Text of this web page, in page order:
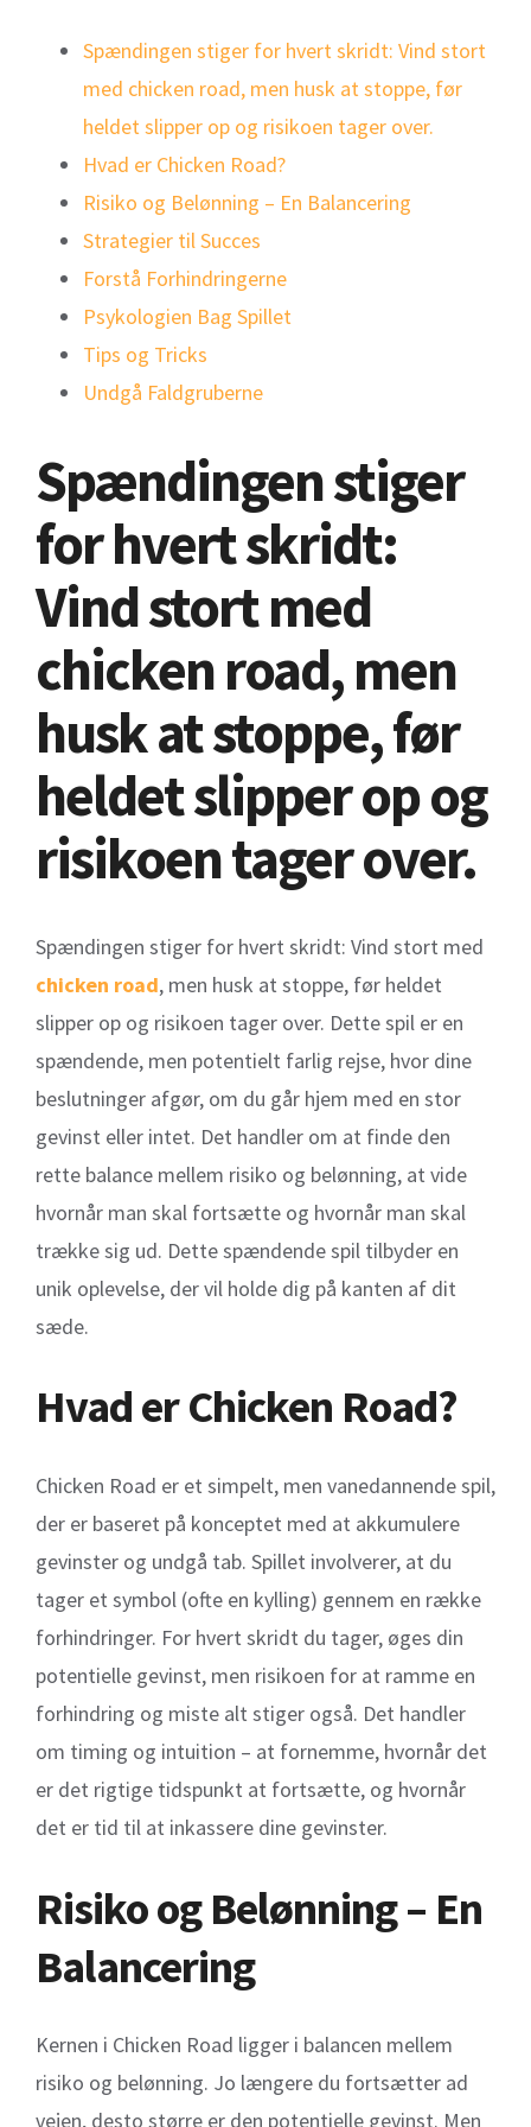
Spændingen stiger for hvert skridt: Vind stort
med chicken road, men husk at stoppe, før
heldet slipper op og risikoen tager over.
Hvad er Chicken Road?
Risiko og Belønning – En Balancering
Strategier til Succes
Forstå Forhindringerne
Psykologien Bag Spillet
Tips og Tricks
Undgå Faldgruberne
Spændingen stiger
for hvert skridt:
Vind stort med
chicken road, men
husk at stoppe, før
heldet slipper op og
risikoen tager over.
Spændingen stiger for hvert skridt: Vind stort med
chicken road, men husk at stoppe, før heldet
slipper op og risikoen tager over. Dette spil er en
spændende, men potentielt farlig rejse, hvor dine
beslutninger afgør, om du går hjem med en stor
gevinst eller intet. Det handler om at finde den
rette balance mellem risiko og belønning, at vide
hvornår man skal fortsætte og hvornår man skal
trække sig ud. Dette spændende spil tilbyder en
unik oplevelse, der vil holde dig på kanten af dit
sæde.
Hvad er Chicken Road?
Chicken Road er et simpelt, men vanedannende spil,
der er baseret på konceptet med at akkumulere
gevinster og undgå tab. Spillet involverer, at du
tager et symbol (ofte en kylling) gennem en række
forhindringer. For hvert skridt du tager, øges din
potentielle gevinst, men risikoen for at ramme en
forhindring og miste alt stiger også. Det handler
om timing og intuition – at fornemme, hvornår det
er det rigtige tidspunkt at fortsætte, og hvornår
det er tid til at inkassere dine gevinster.
Risiko og Belønning – En
Balancering
Kernen i Chicken Road ligger i balancen mellem
risiko og belønning. Jo længere du fortsætter ad
vejen, desto større er den potentielle gevinst. Men